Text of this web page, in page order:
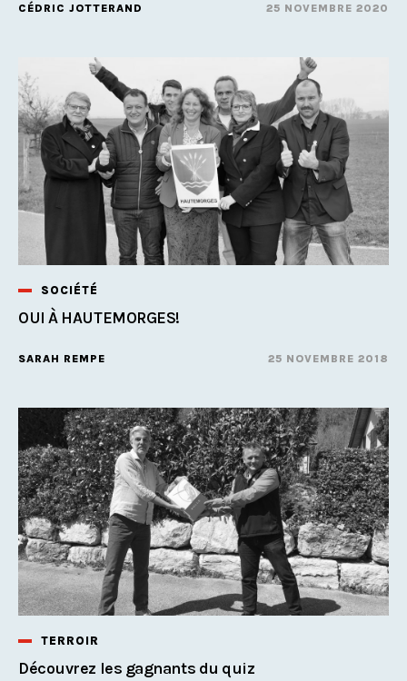
CÉDRIC JOTTERAND 25 NOVEMBRE 2020
SOCIÉTÉ
OUI À HAUTEMORGES!
SARAH REMPE 25 NOVEMBRE 2018
TERROIR
Découvrez les gagnants du quiz